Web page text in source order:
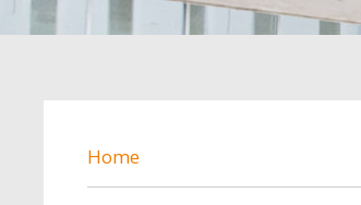
BREADCRUMB
Home